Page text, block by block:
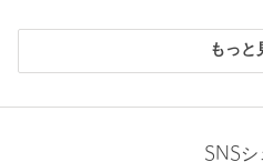
透け感：なし
光沢感：なし
商品は
もっと
SNSシ